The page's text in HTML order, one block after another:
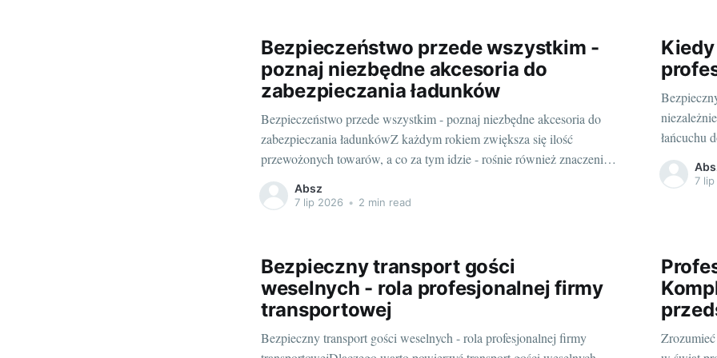
Bezpieczeństwo przede wszystkim -
poznaj niezbędne akcesoria do
zabezpieczania ładunków
Bezpieczeństwo przede wszystkim - poznaj niezbędne akcesoria do
zabezpieczania ładunkówZ każdym rokiem zwiększa się ilość
przewożonych towarów, a co za tym idzie - rośnie również znaczenie
skutecznego i bezpiecznego zabezpieczenia ładunku. Czy to podczas
przeprowadzki, wywozu towarów czy transportu quada na lawecie -
Absz
7 lip 2026 • 2 min read
łańcuchu
7
Bezpieczny transport gości
weselnych - rola profesjonalnej firmy
transportowej
Bezpieczny transport gości weselnych - rola profesjonalnej firmy